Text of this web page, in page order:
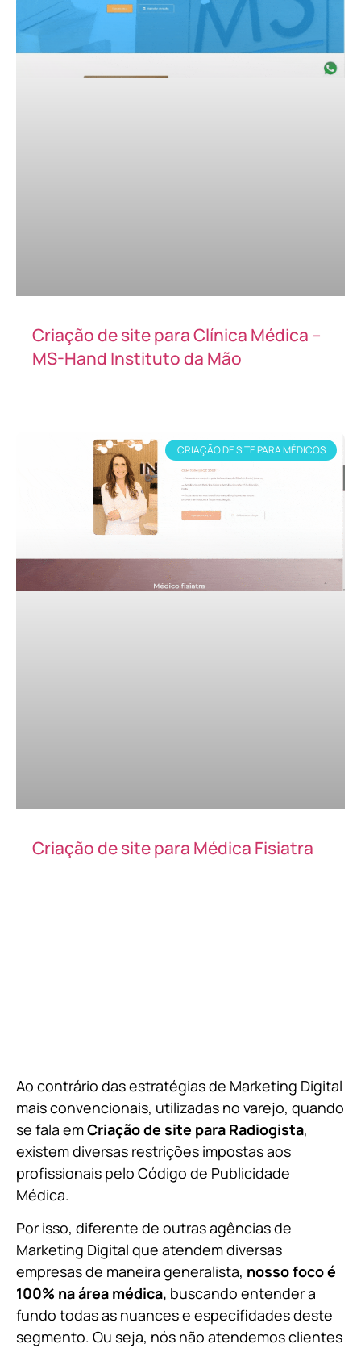
Criação de site para Clínica Médica –
MS-Hand Instituto da Mão
CRIAÇÃO DE SITE PARA MÉDICOS
Criação de site para Médica Fisiatra
Ao contrário das estratégias de Marketing Digital
mais convencionais, utilizadas no varejo, quando
se fala emCriação de site para Radiogista,
existem diversas restrições impostas aos
profissionais pelo Código de Publicidade
Médica.
Por isso, diferente de outras agências de
Marketing Digital que atendem diversas
empresas de maneira generalista, nosso foco é
100% na área médica, buscando entender a
fundo todas as nuances e especifidades deste
segmento. Ou seja, nós não atendemos clientes